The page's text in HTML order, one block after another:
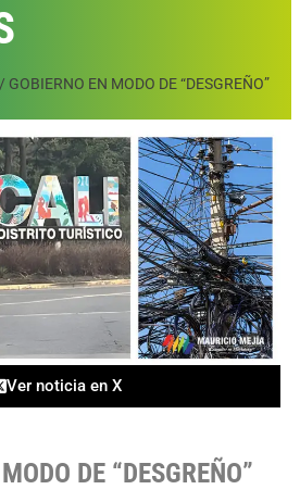
/ GOBIERNO EN MODO DE “DESGREÑO”
Ver noticia en X
DE “DESGREÑO”